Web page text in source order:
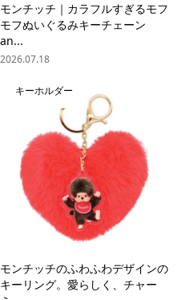
モンチッチ｜カラフルすぎるモフ
モフぬいぐるみキーチェーン
an...
2026.07.18
キーホルダー
モンチッチのふわふわデザインの
キーリング。愛らしく、チャー
online store company info